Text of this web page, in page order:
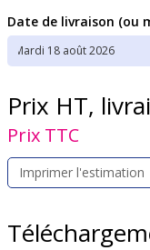
Date de livraison (ou
Prix HT,
Prix TTC
Imprimer l'estimation